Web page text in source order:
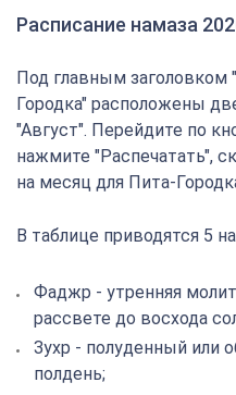
Расписание намаза
Под главным заголовком
Городка" расположены
"Август". Перейдите по
нажмите "Распечатать",
на месяц для Пита-
В таблице приводятся 5
Фаджр - утренняя
рассвете до восхода
Зухр - полуденный или
полдень;